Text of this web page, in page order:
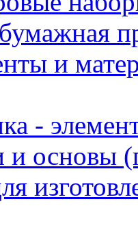
и
-
и основы